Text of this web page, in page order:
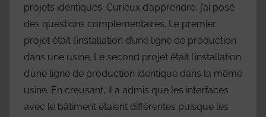
projets identiques. Curieux d’apprendre, j’ai posé
des questions complémentaires. Le premier
projet était l’installation d’une ligne de production
dans une usine. Le second projet était l’installation
d’une ligne de production identique dans la même
usine. En creusant, il a admis que les interfaces
avec le bâtiment étaient différentes puisque les